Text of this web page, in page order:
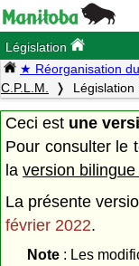
Législation
★ Réorganisation
C.P.L.M.
Législation
Ceci est une
Pour consulter le
la version
La présente
février 2022.
Note: Les